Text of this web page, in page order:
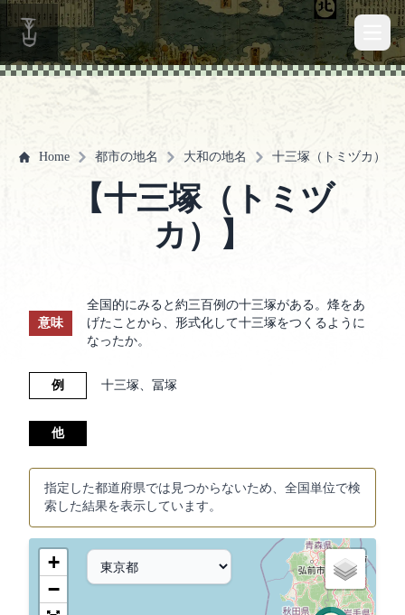
Home 都市の地名 大和の地名 十三塚（トミヅカ）
【十三塚（トミヅ
カ）】
意味
全国的にみると約三百例の十三塚がある。烽をあ
げたことから、形式化して十三塚をつくるように
なったか。
例 十三塚、冨塚
他
指定した都道府県では見つからないため、全国単位で検
索した結果を表示しています。
+
−